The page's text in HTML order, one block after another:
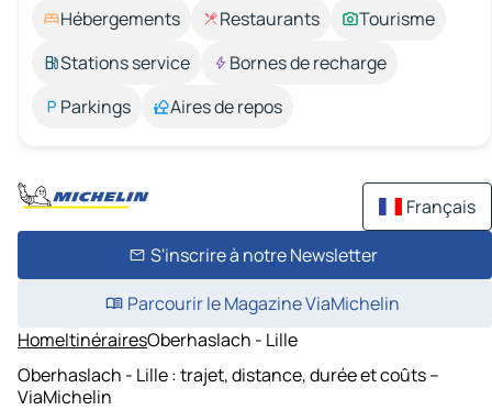
Hébergements Restaurants
Tourisme
Stations service
Bornes de recharge
Parkings
Aires de repos
Français
S'inscrire à notre Newsletter
Parcourir le Magazine ViaMichelin
HomeItinérairesOberhaslach - Lille
Oberhaslach - Lille : trajet, distance, durée et coûts –
ViaMichelin